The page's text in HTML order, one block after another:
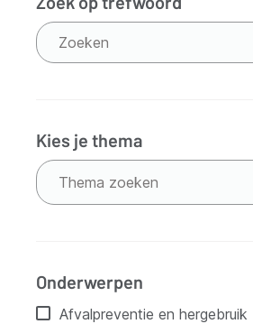
Verfijn
resultaten
Kies je thema
Thema zoeken
Onderwerpen
Afvalpreventie en hergebruik